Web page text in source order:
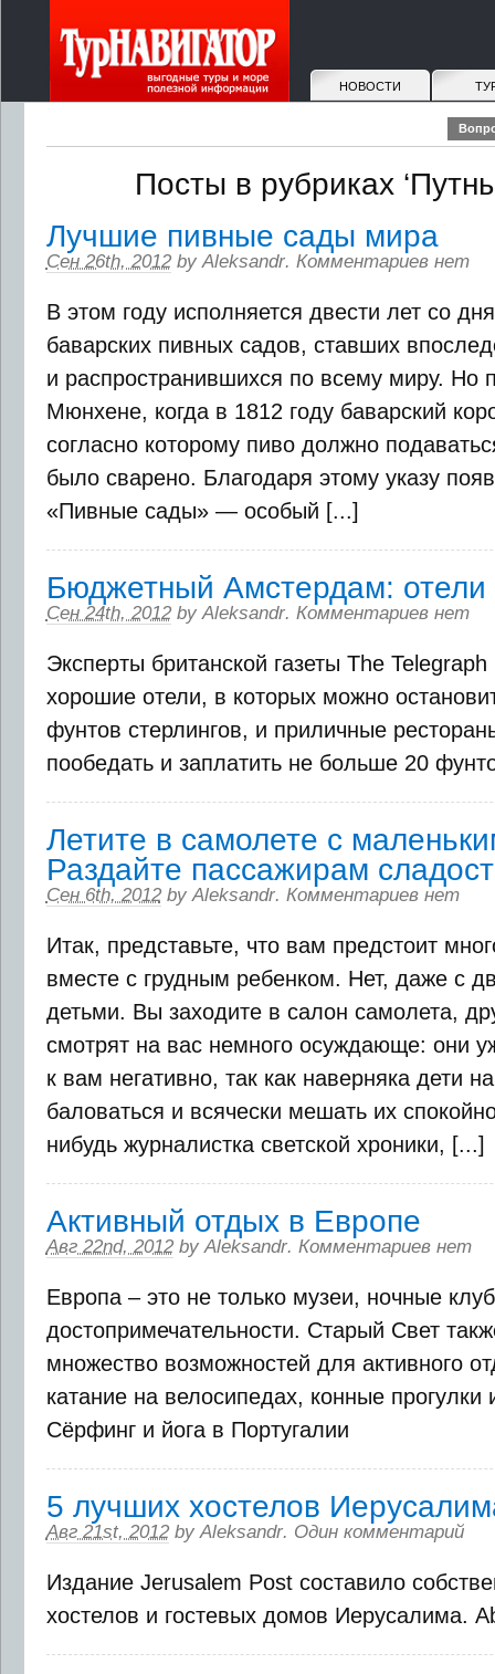
НОВОСТИ
Посты в рубриках
Лучшие пивные сады мира
Сен 26th, 2012 byAleksandr. Комментариев нет
В этом году исполняется двести лет со
баварских пивных садов, ставших
и распространившихся по всему миру. Но
Мюнхене, когда в 1812 году баварский
согласно которому пиво должно
было сварено. Благодаря этому указу
«Пивные сады» — особый [...]
Бюджетный Амстердам: отели
Сен 24th, 2012 byAleksandr. Комментариев нет
Эксперты британской газеты The
хорошие отели, в которых можно
фунтов стерлингов, и приличные
пообедать и заплатить не больше 20
Летите в самолете с
Раздайте пассажирам
Сен 6th, 2012 byAleksandr. Комментариев нет
Итак, представьте, что вам предстоит
вместе с грудным ребенком. Нет, даже с
детьми. Вы заходите в салон самолета,
смотрят на вас немного осуждающе: они
к вам негативно, так как наверняка дети
баловаться и всячески мешать их
нибудь журналистка светской хроники, [...]
Активный отдых в Европе
Авг 22nd, 2012 byAleksandr. Комментариев нет
Европа – это не только музеи, ночные
достопримечательности. Старый Свет
множество возможностей для активного
катание на велосипедах, конные прогулки
Сёрфинг и йога в Португалии
5 лучших хостелов
Авг 21st, 2012 byAleksandr. Один комментарий
Издание Jerusalem Post составило
хостелов и гостевых домов Иерусалима.